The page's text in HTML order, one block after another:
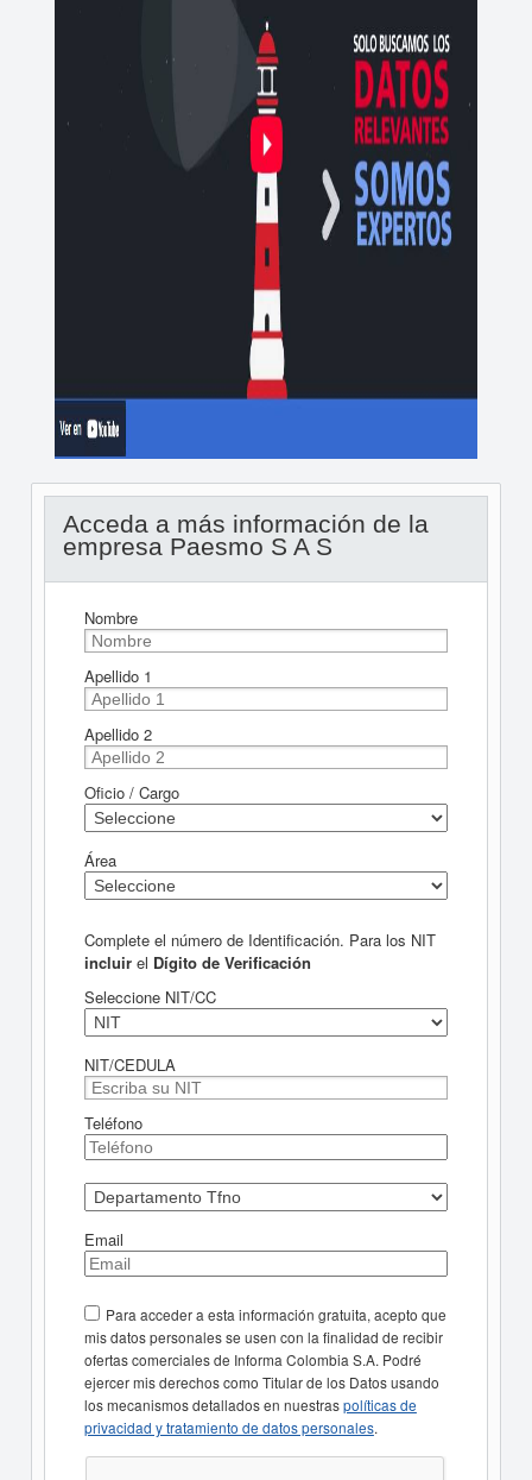
Acceda a más información de la
empresa Paesmo S A S
Nombre
Apellido 1
Apellido 2
Oficio / Cargo
Área
Complete el número de Identificación. Para los NIT
incluirel Dígito de Verificación
Seleccione NIT/CC
NIT/CEDULA
Teléfono
Email
Para acceder a esta información gratuita, acepto que
mis datos personales se usen con la finalidad de recibir
ofertas comerciales de Informa Colombia S.A. Podré
ejercer mis derechos como Titular de los Datos usando
los mecanismos detallados en nuestraspolíticas de
privacidad y tratamiento de datos personales.